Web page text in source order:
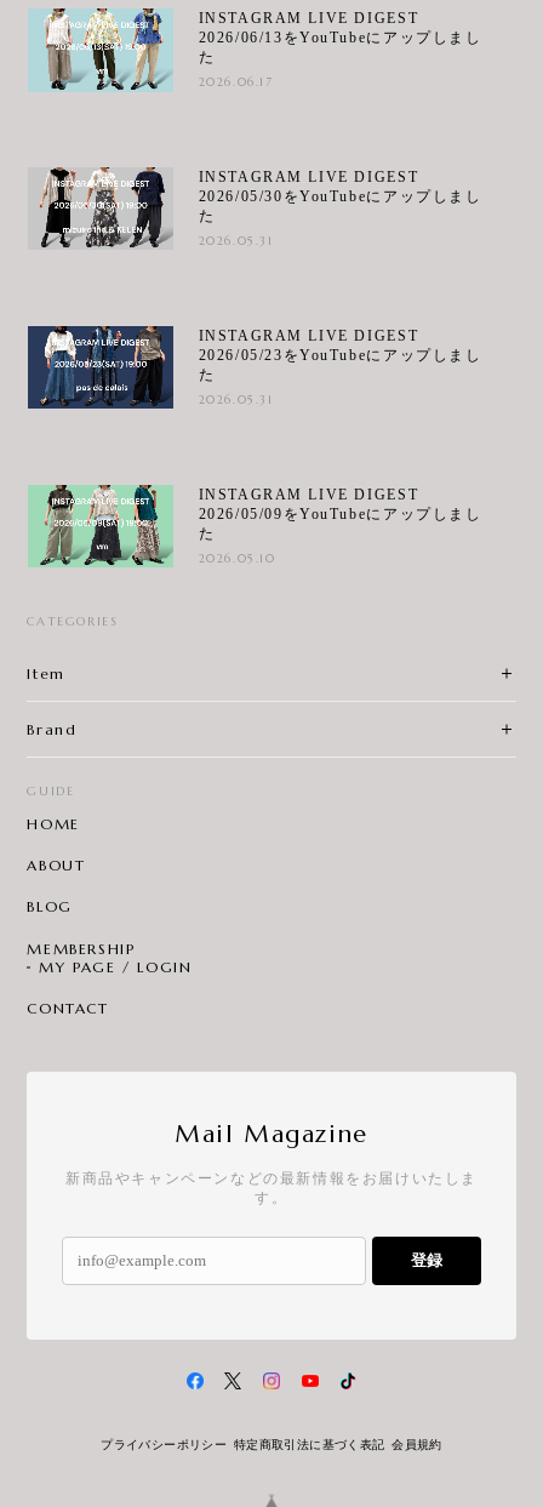
INSTAGRAM LIVE DIGEST
2026/06/13をYouTubeにアップしまし
た
2026.06.17
INSTAGRAM LIVE DIGEST
2026/05/30をYouTubeにアップしまし
た
2026.05.31
INSTAGRAM LIVE DIGEST
2026/05/23をYouTubeにアップしまし
た
2026.05.31
INSTAGRAM LIVE DIGEST
2026/05/09をYouTubeにアップしまし
た
2026.05.10
CATEGORIES
Item
Brand
GUIDE
HOME
ABOUT
BLOG
MEMBERSHIP
MY PAGE / LOGIN
CONTACT
Mail Magazine
新商品やキャンペーンなどの最新情報をお届けいたしま
す。
登録
プライバシーポリシー 特定商取引法に基づく表記 会員規約